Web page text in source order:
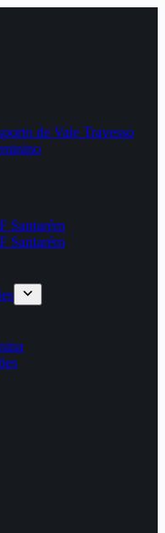
de Vale Travesso
Santarém
Santarém